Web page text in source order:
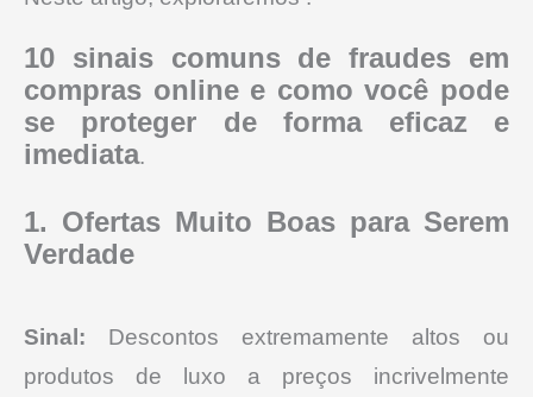
10 sinais comuns de fraudes em
compras online e como você pode
se proteger de forma eficaz e
imediata.
1. Ofertas Muito Boas para Serem
Verdade
Sinal: Descontos extremamente altos ou
produtos de luxo a preços incrivelmente